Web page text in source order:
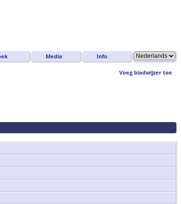
Media Info
Voeg bladwijzer toe